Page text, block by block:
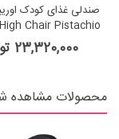
Chair Pistachio
Macaron
23,320,000 تومان
محصولات مشاهده